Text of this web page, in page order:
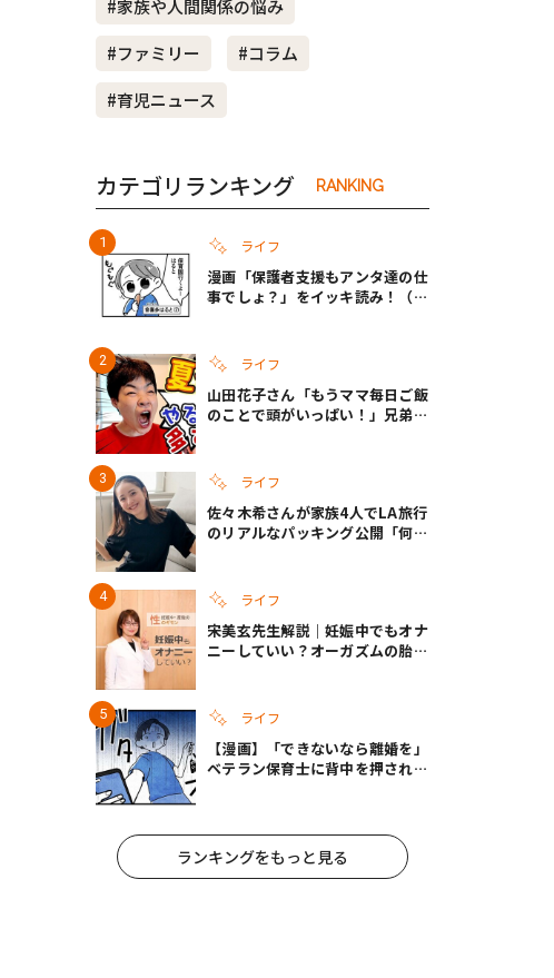
#家族や人間関係の悩み
#ファミリー
#コラム
#育児ニュース
カテゴリランキング RANKING
ライフ
漫画「保護者支援もアンタ達の仕
事でしょ？」をイッキ読み！（右
ライフ
山田花子さん「もうママ毎日ご飯
のことで頭がいっぱい！」兄弟夏
ライフ
佐々木希さんが家族4人でLA旅行
のリアルなパッキング公開「何が
ライフ
宋美玄先生解説｜妊娠中でもオナ
ニーしていい？オーガズムの胎児
ライフ
【漫画】「できないなら離婚を」
ベテラン保育士に背中を押され、
ランキングをもっと見る